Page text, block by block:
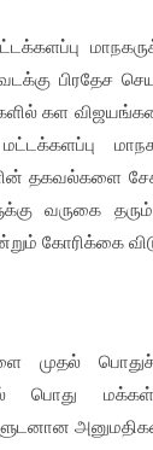
பிரதேச
கள
மட்டக்களப்பு
தகவல்களை
வருகை
கோரிக்கை
முதல்
பொது மக்கள்